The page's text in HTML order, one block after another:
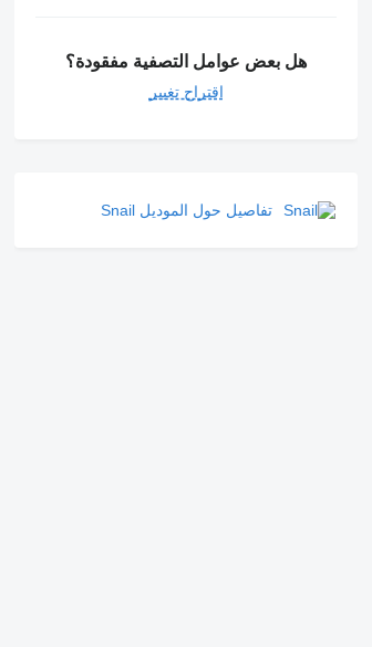
هل بعض عوامل التصفية مفقودة؟
اقتراح تغيير
تفاصيل حول الموديل Snail